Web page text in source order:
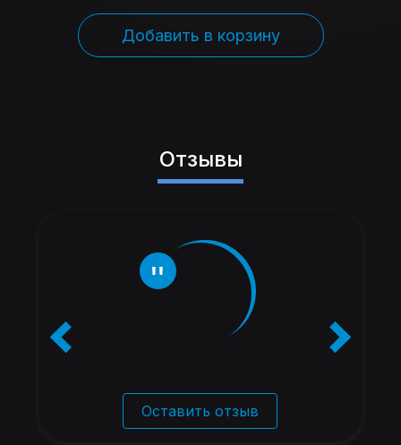
Добавить в корзину
Отзывы
Оставить отзыв